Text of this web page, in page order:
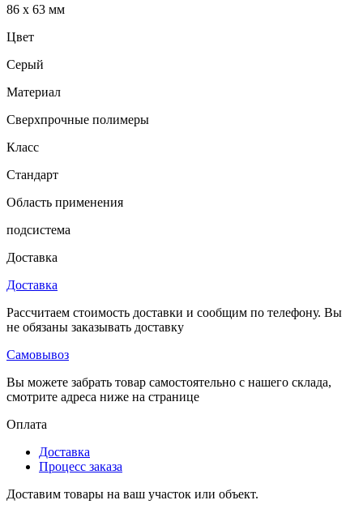
86 x 63 мм
Цвет
Серый
Материал
Сверхпрочные полимеры
Класс
Стандарт
Область применения
подсистема
Доставка
Доставка
Рассчитаем стоимость доставки и сообщим по телефону. Вы
не обязаны заказывать доставку
Самовывоз
Вы можете забрать товар самостоятельно с нашего склада,
смотрите адреса ниже на странице
Оплата
Доставка
Процесс заказа
Доставим товары на ваш участок или объект.